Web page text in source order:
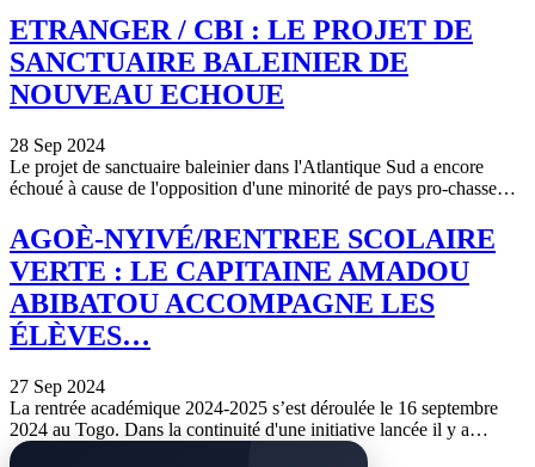
ETRANGER / CBI : LE PROJET DE
SANCTUAIRE BALEINIER DE
NOUVEAU ECHOUE
28 Sep 2024
Le projet de sanctuaire baleinier dans l'Atlantique Sud a encore
échoué à cause de l'opposition d'une minorité de pays pro-chasse…
AGOÈ-NYIVÉ/RENTREE SCOLAIRE
VERTE : LE CAPITAINE AMADOU
ABIBATOU ACCOMPAGNE LES
ÉLÈVES…
27 Sep 2024
La rentrée académique 2024-2025 s’est déroulée le 16 septembre
2024 au Togo. Dans la continuité d'une initiative lancée il y a…